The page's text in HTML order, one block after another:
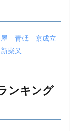
青砥
京成立
新柴又
ンキング